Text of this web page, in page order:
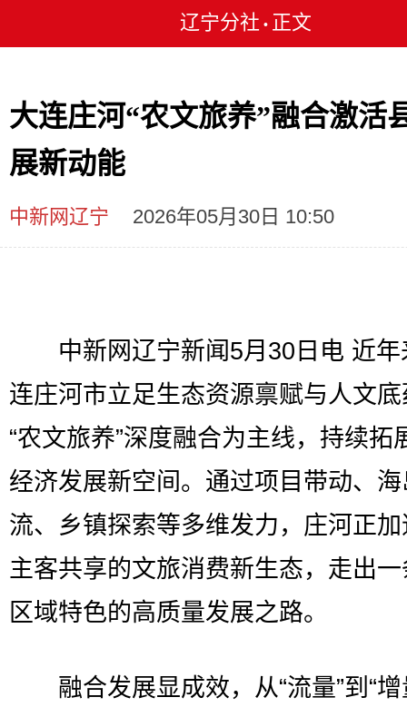
辽宁分社 • 正文
大连庄河“农文旅养”融合激活
展新动能
中新网辽宁 2026年05月30日 10:50
中新网辽宁新闻5月30日电 近年
连庄河市立足生态资源禀赋与人文
“农文旅养”深度融合为主线，持续拓
经济发展新空间。通过项目带动、
流、乡镇探索等多维发力，庄河正
主客共享的文旅消费新生态，走出
区域特色的高质量发展之路。
融合发展显成效，从“流量”到“增